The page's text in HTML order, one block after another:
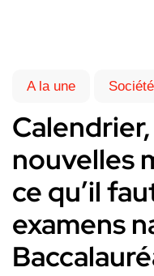
A la une Société
nouvelles
ce qu’il
examens